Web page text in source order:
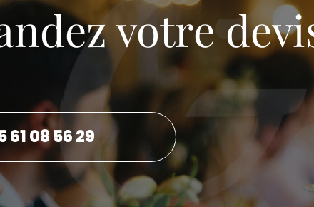
votre
61 08 56 29